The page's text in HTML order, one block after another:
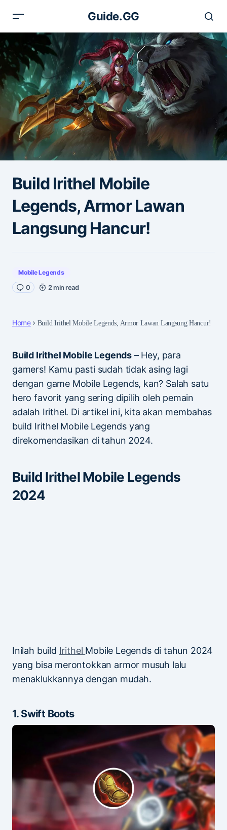
Guide.GG
Build Irithel Mobile
Legends, Armor Lawan
Langsung Hancur!
Mobile Legends
0 2 min read
Home Build Irithel Mobile Legends, Armor Lawan Langsung Hancur!
Build Irithel Mobile Legends– Hey, para
gamers! Kamu pasti sudah tidak asing lagi
dengan game Mobile Legends, kan? Salah satu
hero favorit yang sering dipilih oleh pemain
adalah Irithel. Di artikel ini, kita akan membahas
build Irithel Mobile Legends yang
direkomendasikan di tahun 2024.
Build Irithel Mobile Legends
2024
Inilah build Irithel Mobile Legends di tahun 2024
yang bisa merontokkan armor musuh lalu
menaklukkannya dengan mudah.
1. Swift Boots